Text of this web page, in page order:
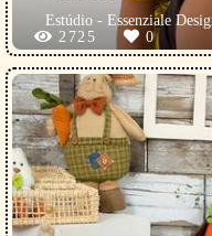
Estúdio - Essenziale
2725
0